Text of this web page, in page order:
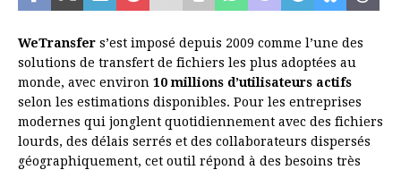
WeTransfer s’est imposé depuis 2009 comme l’une des
solutions de transfert de fichiers les plus adoptées au
monde, avec environ 10 millions d’utilisateurs actifs
selon les estimations disponibles. Pour les entreprises
modernes qui jonglent quotidiennement avec des fichiers
lourds, des délais serrés et des collaborateurs dispersés
géographiquement, cet outil répond à des besoins très